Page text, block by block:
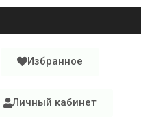
Избранное
Личный кабинет